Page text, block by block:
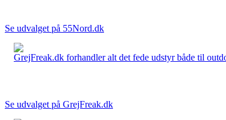
Se udvalget på 55Nord.dk
GrejFreak.dk forhandler alt det fede udstyr både til
Se udvalget på GrejFreak.dk